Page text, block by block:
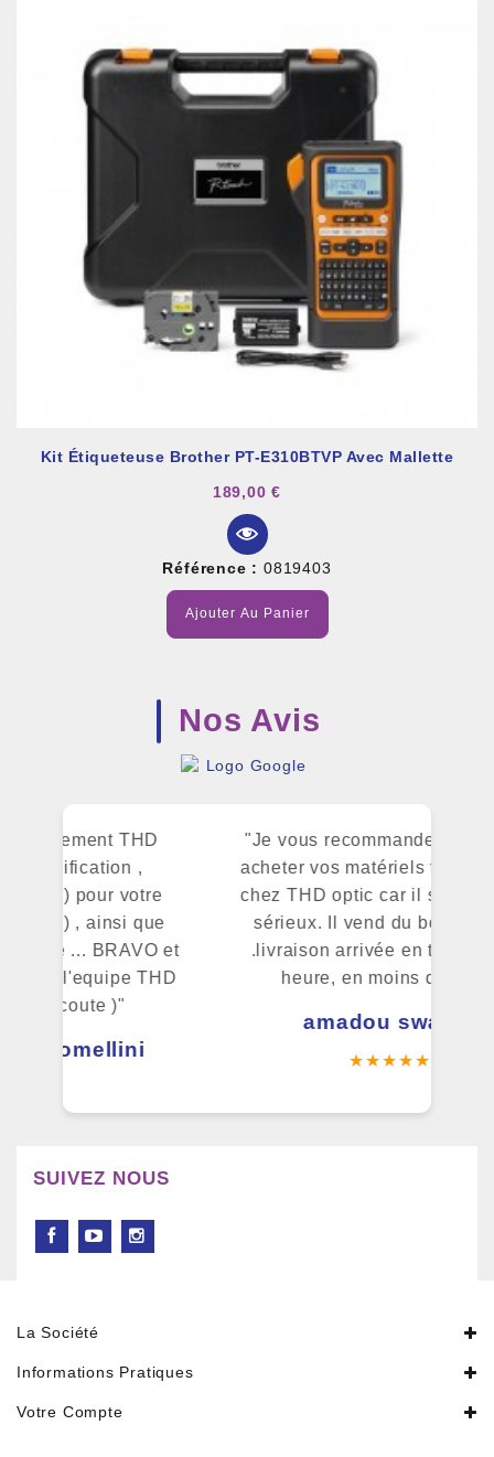
Kit Étiqueteuse Brother PT-E310BTVP Avec Mallette
189,00 €
Référence : 0819403
Ajouter Au Panier
Nos Avis
"Je vous recommande vivement à
acheter vos matériels fibre optique
chez THD optic car il sont très très
sérieux. Il vend du bon matériel
.livraison arrivée en temps et en
heure, en moins de 24h."
amadou swaray
SUIVEZ NOUS
La Société
Informations Pratiques
Votre Compte